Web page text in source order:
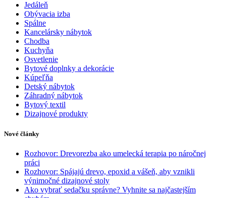
Jedáleň
Obývacia izba
Spálne
Kancelársky nábytok
Chodba
Kuchyňa
Osvetlenie
Bytové doplnky a dekorácie
Kúpeľňa
Detský nábytok
Záhradný nábytok
Bytový textil
Dizajnové produkty
Nové články
Rozhovor: Drevorezba ako umelecká terapia po náročnej
práci
Rozhovor: Spájajú drevo, epoxid a vášeň, aby vznikli
výnimočné dizajnové stoly
Ako vybrať sedačku správne? Vyhnite sa najčastejším